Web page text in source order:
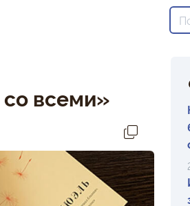
всеми»